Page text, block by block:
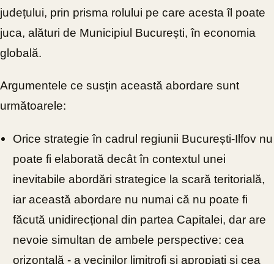
județului, prin prisma rolului pe care acesta îl poate
juca, alături de Municipiul București, în economia
globală.
Argumentele ce susțin această abordare sunt
următoarele:
Orice strategie în cadrul regiunii București-Ilfov nu
poate fi elaborată decât în contextul unei
inevitabile abordări strategice la scară teritorială,
iar această abordare nu numai că nu poate fi
făcută unidirecțional din partea Capitalei, dar are
nevoie simultan de ambele perspective: cea
orizontală - a vecinilor limitrofi și apropiați și cea